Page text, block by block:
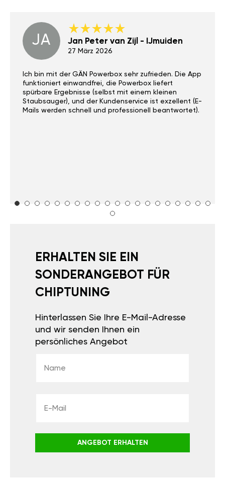
JA Jan Peter van Zijl - IJmuiden
27 März 2026
Ich bin mit der GÄN Powerbox sehr zufrieden. Die App
funktioniert einwandfrei, die Powerbox liefert
spürbare Ergebnisse (selbst mit einem kleinen
Staubsauger), und der Kundenservice ist exzellent (E-
Mails werden schnell und professionell beantwortet).
ERHALTEN SIE EIN
SONDERANGEBOT FÜR
CHIPTUNING
Hinterlassen Sie Ihre E-Mail-Adresse
und wir senden Ihnen ein
persönliches Angebot
ANGEBOT ERHALTEN